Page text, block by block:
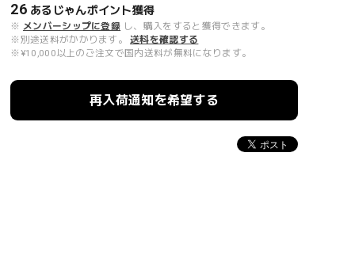
26 あるじゃんポイント獲得
※ メンバーシップに登録 し、購入をすると獲得できます。
※別途送料がかかります。
送料を確認する
※¥10,000以上のご注文で国内送料が無料になります。
再入荷通知を希望する